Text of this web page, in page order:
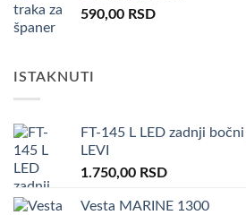
590,00 RSD
ISTAKNUTI
FT-145 L LED zadnji
LEVI
1.750,00 RSD
Vesta MARINE 1300